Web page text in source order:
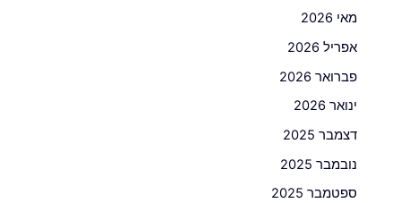
מאי 2026
אפריל 2026
פברואר 2026
ינואר 2026
דצמבר 2025
נובמבר 2025
ספטמבר 2025